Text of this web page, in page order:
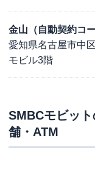
金山（自動契約コー
愛知県名古屋市中
モビル3階
SMBCモビット
舗・ATM